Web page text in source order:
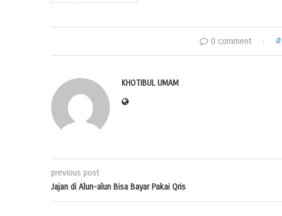
0 comment 0
KHOTIBUL UMAM
previous post
Jajan di Alun-alun Bisa Bayar Pakai Qris